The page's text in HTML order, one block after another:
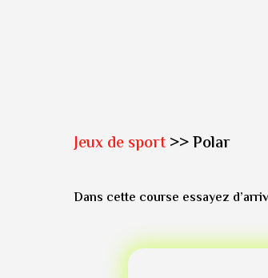
Jeux de sport>> Polar
Dans cette course essayez